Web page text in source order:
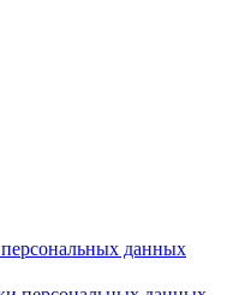
данных